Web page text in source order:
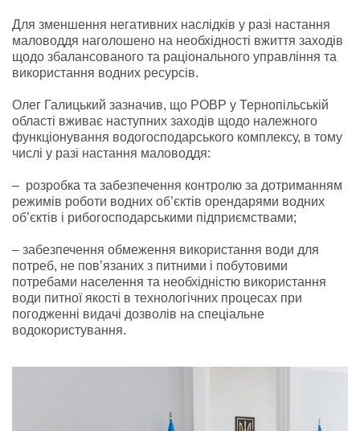
Для зменшення негативних наслідків у разі настання
маловоддя наголошено на необхідності вжиття заходів
щодо збалансованого та раціонального управління та
використання водних ресурсів.
Олег Галицький зазначив, що РОВР у Тернопільській
області вживає наступних заходів щодо належного
функціонування водогосподарського комплексу, в тому
числі у разі настання маловоддя:
– розробка та забезпечення контролю за дотриманням
режимів роботи водних об’єктів орендарями водних
об’єктів і рибогосподарськими підприємствами;
– забезпечення обмеження використання води для
потреб, не пов’язаних з питними і побутовими
потребами населення та необхідністю використання
води питної якості в технологічних процесах при
погодженні видачі дозволів на спеціальне
водокористування.